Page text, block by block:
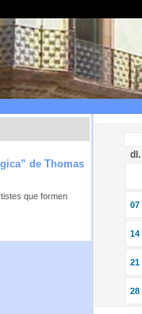
de Thomas
que formen
dl.
07
14
21
28